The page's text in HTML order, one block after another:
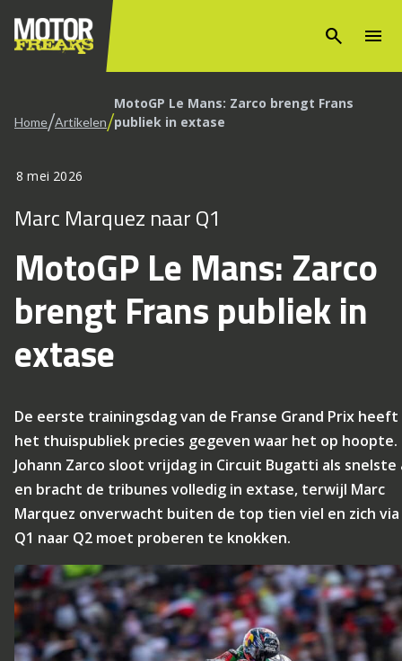
search menu
Home/Artikelen/MotoGP Le Mans: Zarco brengt Frans
publiek in extase
8 mei 2026
Marc Marquez naar Q1
MotoGP Le Mans: Zarco
brengt Frans publiek in
extase
De eerste trainingsdag van de Franse Grand Prix heeft
het thuispubliek precies gegeven waar het op hoopte.
Johann Zarco sloot vrijdag in Circuit Bugatti als snelste
en bracht de tribunes volledig in extase, terwijl Marc
Marquez onverwacht buiten de top tien viel en zich via
Q1 naar Q2 moet proberen te knokken.